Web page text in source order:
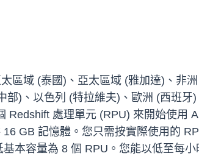
區域 (泰國)、亞太區域 (雅加達)、非
部)、以色列 (特拉維夫)、歐洲 (西班
Redshift 處理單元 (RPU) 來開始使用
GB 記憶體。您只需按實際使用的
本容量為 8 個 RPU。您能以低至每